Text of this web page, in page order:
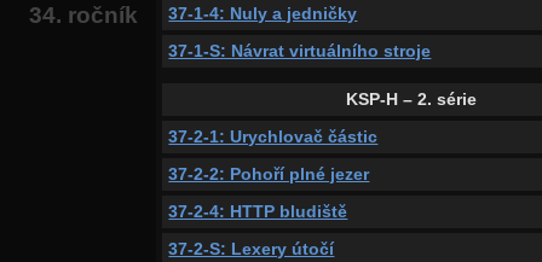
34. ročník
37-1-4: Nuly a jedničky
37-1-S: Návrat virtuálního stroje
KSP-H – 2. série
37-2-1: Urychlovač částic
37-2-2: Pohoří plné jezer
37-2-4: HTTP bludiště
37-2-S: Lexery útočí